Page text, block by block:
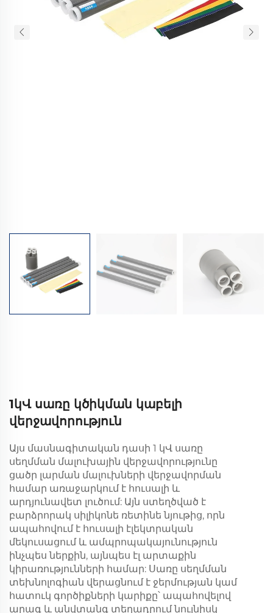
1կՎ սառը կծիկման կաբելի
վերջավորություն
Այս մասնագիտական դասի 1 կՎ սառը
սեղմման մալուխային վերջավորությունը
ցածր լարման մալուխների վերջավորման
համար առաջարկում է հուսալի և
արդյունավետ լուծում: Այն ստեղծված է
բարձրորակ սիլիկոնե ռետինե նյութից, որն
ապահովում է հուսալի էլեկտրական
մեկուսացում և ամպրոպակայունություն
ինչպես ներքին, այնպես էլ արտաքին
կիրառությունների համար: Սառը սեղմման
տեխնոլոգիան վերացնում է ջերմության կամ
հատուկ գործիքների կարիքը՝ ապահովելով
արագ և անվտանգ տեղադրում նույնիսկ